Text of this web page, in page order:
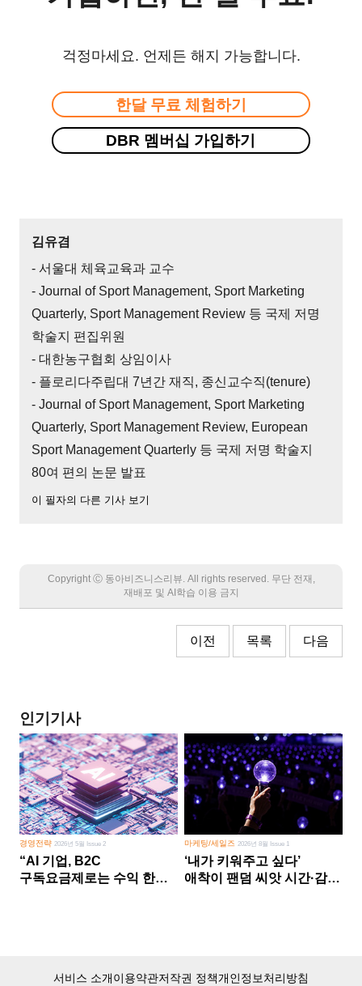
걱정마세요. 언제든 해지 가능합니다.
한달 무료 체험하기
DBR 멤버십 가입하기
김유겸
- 서울대 체육교육과 교수
- Journal of Sport Management, Sport Marketing
Quarterly, Sport Management Review 등 국제 저명
학술지 편집위원
- 대한농구협회 상임이사
- 플로리다주립대 7년간 재직, 종신교수직(tenure)
- Journal of Sport Management, Sport Marketing
Quarterly, Sport Management Review, European
Sport Management Quarterly 등 국제 저명 학술지
80여 편의 논문 발표
이 필자의 다른 기사 보기
Copyright Ⓒ 동아비즈니스리뷰. All rights reserved. 무단 전재,
재배포 및 AI학습 이용 금지
이전 목록 다음
인기기사
경영전략 2026년 5월 Issue 2
“AI 기업, B2C
구독요금제로는 수익 한계
마케팅/세일즈 2026년 8월 Issue 1
‘내가 키워주고 싶다’
애착이 팬덤 씨앗 시간·감정
서비스 소개이용약관저작권 정책개인정보처리방침